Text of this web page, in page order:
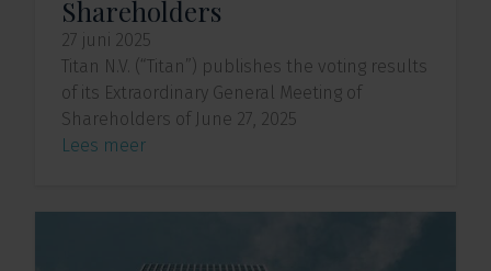
Shareholders
27 juni 2025
Titan N.V. (“Titan”) publishes the voting results
of its Extraordinary General Meeting of
Shareholders of June 27, 2025
Lees meer